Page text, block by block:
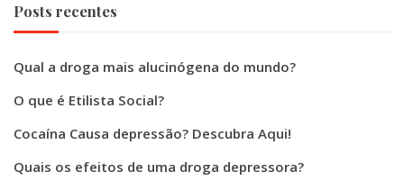
Posts recentes
Qual a droga mais alucinógena do mundo?
O que é Etilista Social?
Cocaína Causa depressão? Descubra Aqui!
Quais os efeitos de uma droga depressora?